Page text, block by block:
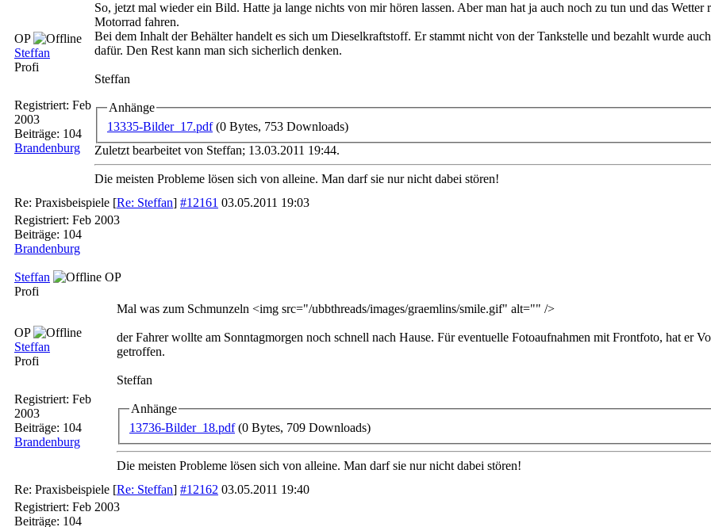
OP
Steffan
Profi
Registriert: Feb
2003
Beiträge: 104
Brandenburg
So, jetzt mal wieder ein Bild. Hatte ja lange nichts von mir hören lassen. Aber man hat ja auch noch zu tun und das Wetter
Motorrad fahren.
Bei dem Inhalt der Behälter handelt es sich um Dieselkraftstoff. Er stammt nicht von der Tankstelle und bezahlt wurde
dafür. Den Rest kann man sich sicherlich denken.
Steffan
Anhänge
13335-Bilder_17.pdf (0 Bytes, 753 Downloads)
Zuletzt bearbeitet von Steffan; 13.03.2011 19:44.
Die meisten Probleme lösen sich von alleine. Man darf sie nur nicht dabei stören!
Re: Praxisbeispiele [Re: Steffan] #12161 03.05.2011 19:03
Registriert: Feb 2003
Beiträge: 104
Brandenburg
Steffan
OP
Profi
OP
Steffan
Profi
Registriert: Feb
2003
Beiträge: 104
Brandenburg
Mal was zum Schmunzeln <img src="/ubbthreads/images/graemlins/smile.gif" alt="" />
der Fahrer wollte am Sonntagmorgen noch schnell nach Hause. Für eventuelle Fotoaufnahmen mit Frontfoto, hat er
getroffen.
Steffan
Anhänge
13736-Bilder_18.pdf (0 Bytes, 709 Downloads)
Die meisten Probleme lösen sich von alleine. Man darf sie nur nicht dabei stören!
Re: Praxisbeispiele [Re: Steffan] #12162 03.05.2011 19:40
Registriert: Feb 2003
Beiträge: 104